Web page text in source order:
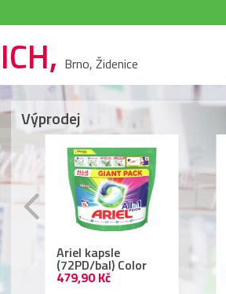
Brno, Židenice
Výprodej
Jar tab (122ks/bal)
PlatinPlus
559,90 Kč